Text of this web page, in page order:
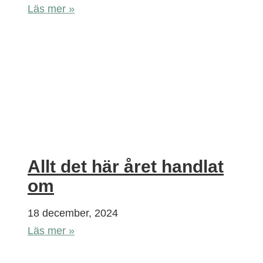
Läs mer »
Allt det här året handlat
om
18 december, 2024
Läs mer »